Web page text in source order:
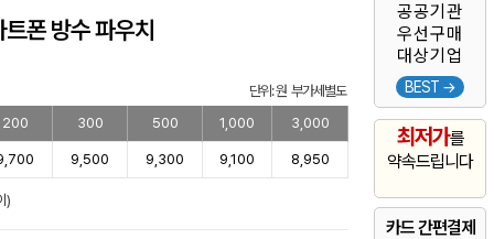
공공기관
우선구매
대상기업
BEST →
최저가를
약속드립니다
카드 간편결제
폰 방수 파우치
단위: 원 부가세별도
200
300 500 1,000 3,000
9,500 9,300 9,100 8,950
)